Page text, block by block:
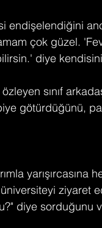
endişelendiğini
çok güzel.
diye
sınıf
götürdüğünü,
ziyaret
diye sorduğunu